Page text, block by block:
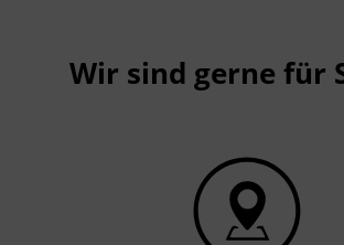
Wir sind gerne für